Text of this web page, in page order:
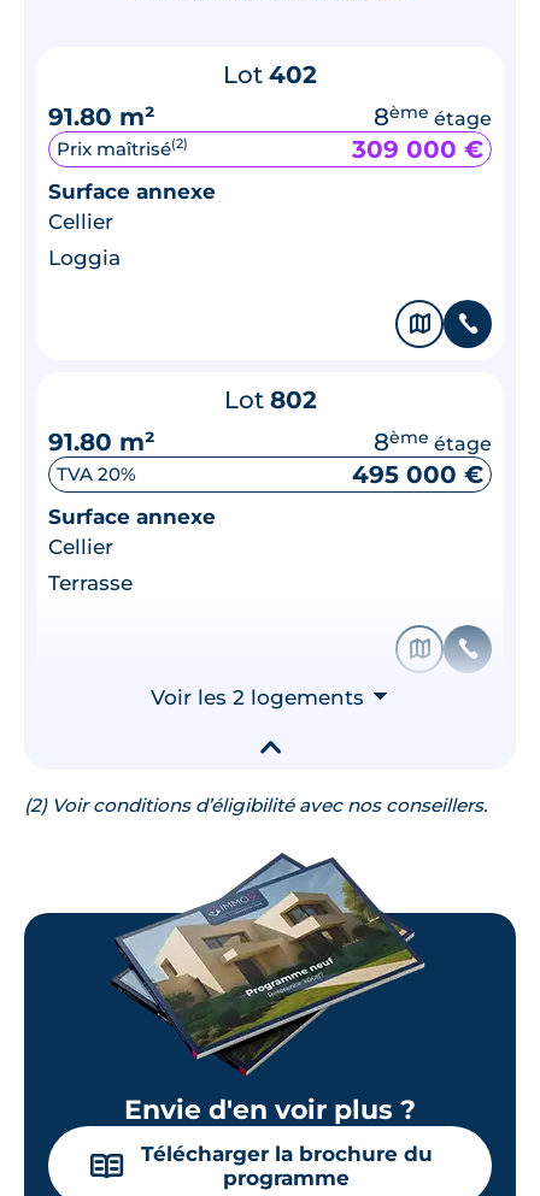
Lot 402
91.80 m²
8ème étage
Prix maîtrisé(2) 309 000 €
Surface annexe
Cellier
Loggia
🗞 📞
Lot 802
91.80 m²
8ème étage
TVA 20% 495 000 €
Surface annexe
Cellier
Terrasse
🗞 📞
Voir les 2 logements ⮟
▾
(2) Voir conditions d’éligibilité avec nos conseillers.
Envie d'en voir plus ?
📖
Télécharger la brochure du
programme